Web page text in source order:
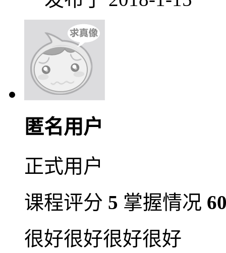
匿名用户
正式用户
课程评分 5 掌握情况
很好很好很好很好